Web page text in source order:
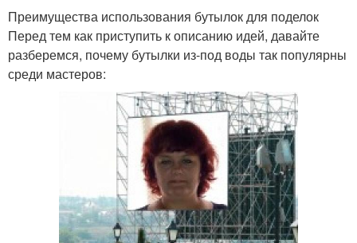
Преимущества использования бутылок для поделок
Перед тем как приступить к описанию идей, давайте
разберемся, почему бутылки из-под воды так популярны
среди мастеров: